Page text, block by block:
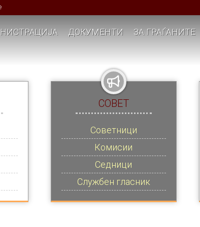
ДОКУМЕНТИ ЗА ГРАЃАНИТЕ
СОВЕТ
Советници
Комисии
Седници
Службен гласник